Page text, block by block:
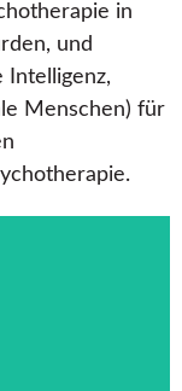
in
und
Intelligenz,
Menschen) für